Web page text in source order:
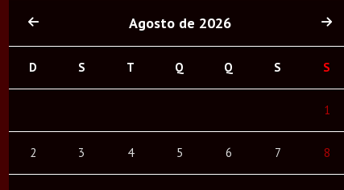
Agosto de 2026
D S T Q Q S S
1
2 3 4 5 6 7 8